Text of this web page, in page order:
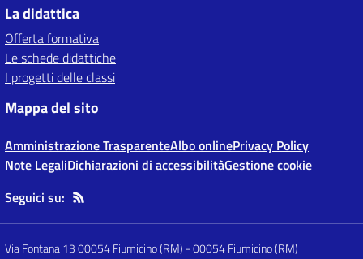
La didattica
Offerta formativa
Le schede didattiche
I progetti delle classi
Mappa del sito
Amministrazione TrasparenteAlbo onlinePrivacy Policy
Note LegaliDichiarazioni di accessibilitàGestione cookie
Seguici su:
Via Fontana 13 00054 Fiumicino (RM) -00054 Fiumicino (RM)